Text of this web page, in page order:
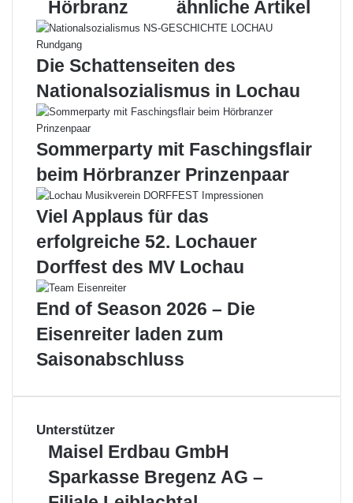
Obsthof
Leiblachtal
in
Hörbranz
Hörbranz
ähnliche Artikel
Die Schattenseiten des
Nationalsozialismus in Lochau
Sommerparty mit Faschingsflair
beim Hörbranzer Prinzenpaar
Viel Applaus für das
erfolgreiche 52. Lochauer
Dorffest des MV Lochau
End of Season 2026 – Die
Eisenreiter laden zum
Saisonabschluss
Unterstützer
Maisel
GmbH
Maisel Erdbau GmbH
Sparkasse
Bregenz
Sparkasse Bregenz AG –